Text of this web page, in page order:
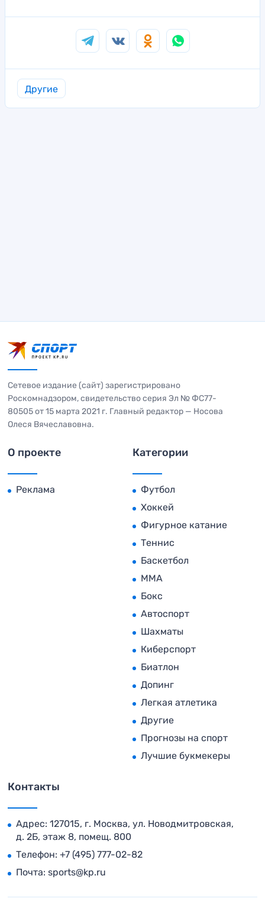
Другие
Сетевое издание (сайт) зарегистрировано
Роскомнадзором, свидетельство серия Эл № ФС77-
80505 от 15 марта 2021 г. Главный редактор — Носова
Олеся Вячеславовна.
О проекте
Реклама
Категории
Футбол
Хоккей
Фигурное катание
Теннис
Баскетбол
MMA
Бокс
Автоспорт
Шахматы
Киберспорт
Биатлон
Допинг
Легкая атлетика
Другие
Прогнозы на спорт
Лучшие букмекеры
Контакты
Адрес: 127015, г. Москва, ул. Новодмитровская,
д. 2Б, этаж 8, помещ. 800
Телефон: +7 (495) 777-02-82
Почта: sports@kp.ru